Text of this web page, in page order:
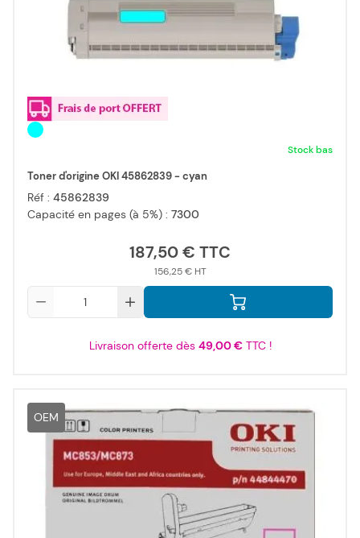
Stock bas
Toner d'origine OKI 45862839 - cyan
Réf : 45862839
Capacité en pages (à 5%) : 7300
187,50 €
156,25 €
Livraison offerte dès 49,00 €TTC !
OEM